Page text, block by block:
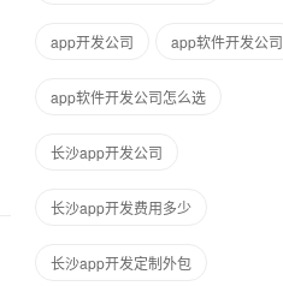
app开发公司 app软件开发公司
app软件开发公司怎么选
长沙app开发公司
长沙app开发费用多少
长沙app开发定制外包